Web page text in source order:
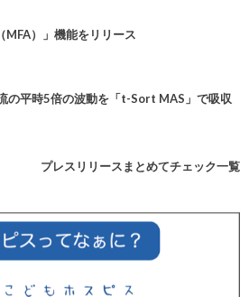
MFA）」機能をリリース
の平時5倍の波動を「t-Sort MAS」で吸収
プレスリリースまとめてチェック一覧